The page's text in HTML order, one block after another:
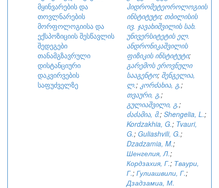
მყინვარების და
თოვლნარების
მორფოლოგიისა და
ექსპოზიციის შესწავლის
შედეგები
თანამგზავრული
დისტანციური
დაკვირვების
საფუძველზე
ჰიდრომეტეოროლოგიის
ინსტიტუტი; თბილისის
ივ. ჯავახიშვილის სახ.
უნივერსიტეტის ელ.
ანდრონიკაშვილის
ფიზიკის ინსტიტუტი;
გარემოს ეროვნული
სააგენტო; შენგელია,
ლ.; კორძახია, გ.;
თვაური, გ.;
გულიაშვილი, გ.;
ძაძამია, მ.; Shengelia, L.;
Kordzakhia, G.; Tvauri,
G.; Guliashvili, G.;
Dzadzamia, M.;
Шенгелия, Л.;
Кордзахия, Г.; Тваури,
Г.; Гулиашвили, Г.;
Дзадзамиа, М.